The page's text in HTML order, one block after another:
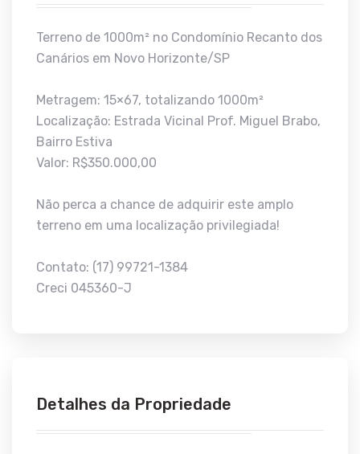
Terreno de 1000m² no Condomínio Recanto dos
Canários em Novo Horizonte/SP
Metragem: 15×67, totalizando 1000m²
Localização: Estrada Vicinal Prof. Miguel Brabo,
Bairro Estiva
Valor: R$350.000,00
Não perca a chance de adquirir este amplo
terreno em uma localização privilegiada!
Contato: (17) 99721-1384
Creci 045360-J
Detalhes da Propriedade